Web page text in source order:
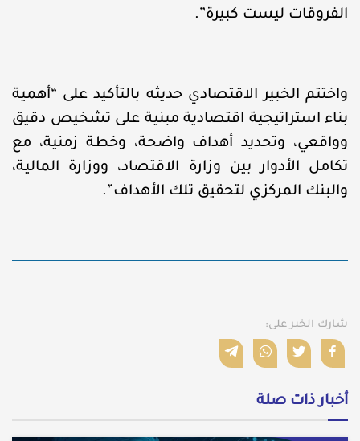
الفروقات ليست كبيرة”.
واختتم الخبير الاقتصادي حديثه بالتأكيد على “أهمية
بناء استراتيجية اقتصادية مبنية على تشخيص دقيق
وواقعي، وتحديد أهداف واضحة، وخطة زمنية، مع
تكامل الأدوار بين وزارة الاقتصاد، ووزارة المالية،
والبنك المركزي لتحقيق تلك الأهداف”.
شارك الخبر على:
أخبار ذات صلة